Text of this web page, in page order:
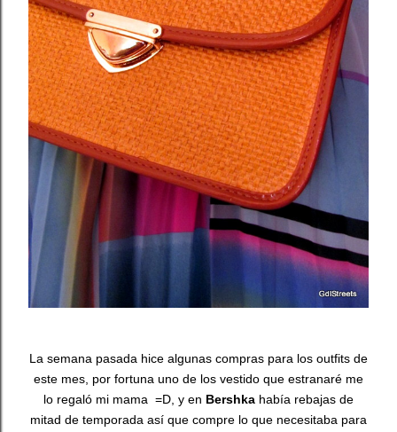
La semana pasada hice algunas compras para los outfits de
este mes, por fortuna uno de los vestido que estranaré me
lo regaló mi mama =D, y en Bershka había rebajas de
mitad de temporada así que compre lo que necesitaba para